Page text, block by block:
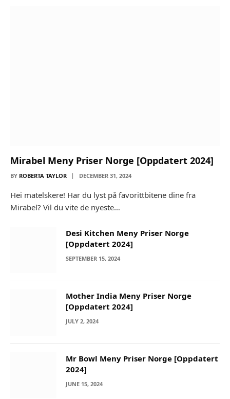
Mirabel Meny Priser Norge [Oppdatert 2024]
BY ROBERTA TAYLOR DECEMBER 31, 2024
Hei matelskere! Har du lyst på favorittbitene dine fra
Mirabel? Vil du vite de nyeste…
Desi Kitchen Meny Priser Norge
[Oppdatert 2024]
SEPTEMBER 15, 2024
Mother India Meny Priser Norge
[Oppdatert 2024]
JULY 2, 2024
Mr Bowl Meny Priser Norge [Oppdatert
2024]
JUNE 15, 2024